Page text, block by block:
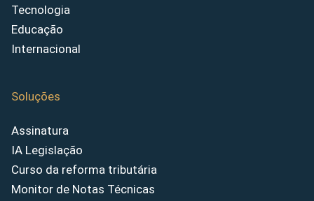
Tecnologia
Educação
Internacional
Soluções
Assinatura
IA Legislação
Curso da reforma tributária
Monitor de Notas Técnicas